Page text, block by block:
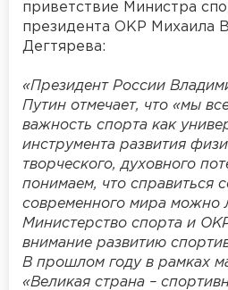
приветствие Министра
президента ОКР Михаила
Дегтярева:
«Президент России
Путин отмечает, что «мы
важность спорта как
инструмента развития
творческого, духовного
понимаем, что справиться
современного мира можно
Министерство спорта и
внимание развитию
В прошлом году в рамках
«Великая страна –